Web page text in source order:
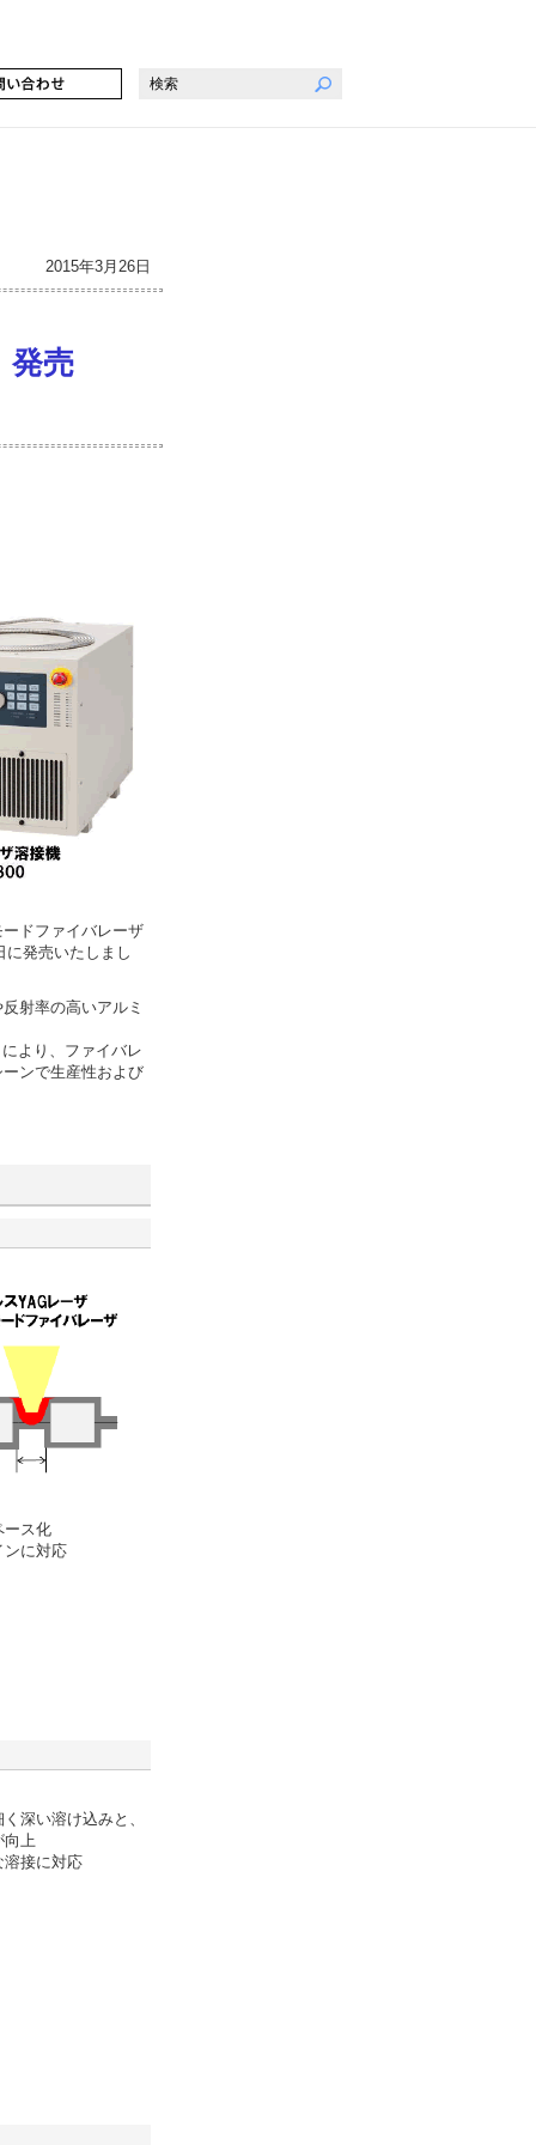
2015年3月26日
売
ドファイバレーザ
に発売いたしまし
射率の高いアルミ
より、ファイバレ
ンで生産性および
ース化
ンに対応
深い溶け込みと、
向上
溶接に対応